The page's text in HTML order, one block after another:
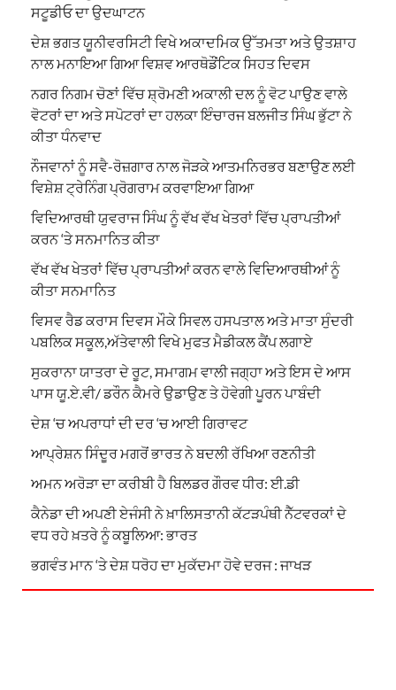
ਸਟੂਡੀਓ ਦਾ ਉਦਘਾਟਨ
ਦੇਸ਼ ਭਗਤ ਯੂਨੀਵਰਸਿਟੀ ਵਿਖੇ ਅਕਾਦਮਿਕ ਉੱਤਮਤਾ ਅਤੇ ਉਤਸ਼ਾਹ
ਨਾਲ ਮਨਾਇਆ ਗਿਆ ਵਿਸ਼ਵ ਆਰਥੋਡੌਂਟਿਕ ਸਿਹਤ ਦਿਵਸ
ਨਗਰ ਨਿਗਮ ਚੋਣਾਂ ਵਿੱਚ ਸ਼੍ਰੋਮਣੀ ਅਕਾਲੀ ਦਲ ਨੂੰ ਵੋਟ ਪਾਉਣ ਵਾਲੇ
ਵੋਟਰਾਂ ਦਾ ਅਤੇ ਸਪੋਟਰਾਂ ਦਾ ਹਲਕਾ ਇੰਚਾਰਜ ਬਲਜੀਤ ਸਿੰਘ ਭੁੱਟਾ ਨੇ
ਕੀਤਾ ਧੰਨਵਾਦ
ਨੌਜਵਾਨਾਂ ਨੂੰ ਸਵੈ-ਰੋਜ਼ਗਾਰ ਨਾਲ ਜੋੜਕੇ ਆਤਮਨਿਰਭਰ ਬਣਾਉਣ ਲਈ
ਵਿਸ਼ੇਸ਼ ਟ੍ਰੇਨਿੰਗ ਪ੍ਰੋਗਰਾਮ ਕਰਵਾਇਆ ਗਿਆ
ਵਿਦਿਆਰਥੀ ਯੁਵਰਾਜ ਸਿੰਘ ਨੂੰ ਵੱਖ ਵੱਖ ਖੇਤਰਾਂ ਵਿੱਚ ਪ੍ਰਾਪਤੀਆਂ
ਕਰਨ ‘ਤੇ ਸਨਮਾਨਿਤ ਕੀਤਾ
ਵੱਖ ਵੱਖ ਖੇਤਰਾਂ ਵਿੱਚ ਪ੍ਰਾਪਤੀਆਂ ਕਰਨ ਵਾਲੇ ਵਿਦਿਆਰਥੀਆਂ ਨੂੰ
ਕੀਤਾ ਸਨਮਾਨਿਤ
ਵਿਸਵ ਰੈਡ ਕਰਾਸ ਦਿਵਸ ਮੌਕੇ ਸਿਵਲ ਹਸਪਤਾਲ ਅਤੇ ਮਾਤਾ ਸੁੰਦਰੀ
ਪਬਲਿਕ ਸਕੂਲ,ਅੱਤੇਵਾਲੀ ਵਿਖੇ ਮੁਫਤ ਮੈਡੀਕਲ ਕੈਂਪ ਲਗਾਏ
ਸੁਕਰਾਨਾ ਯਾਤਰਾ ਦੇ ਰੂਟ, ਸਮਾਗਮ ਵਾਲੀ ਜਗ੍ਹਾ ਅਤੇ ਇਸ ਦੇ ਆਸ
ਪਾਸ ਯੂ.ਏ.ਵੀ/ ਡਰੌਨ ਕੈਮਰੇ ਉਡਾਉਣ ਤੇ ਹੋਵੇਗੀ ਪੂਰਨ ਪਾਬੰਦੀ
ਦੇਸ਼ ‘ਚ ਅਪਰਾਧਾਂ ਦੀ ਦਰ ‘ਚ ਆਈ ਗਿਰਾਵਟ
ਆਪ੍ਰੇਸ਼ਨ ਸਿੰਦੂਰ ਮਗਰੋਂ ਭਾਰਤ ਨੇ ਬਦਲੀ ਰੱਖਿਆ ਰਣਨੀਤੀ
ਅਮਨ ਅਰੋੜਾ ਦਾ ਕਰੀਬੀ ਹੈ ਬਿਲਡਰ ਗੌਰਵ ਧੀਰ: ਈ.ਡੀ
ਕੈਨੇਡਾ ਦੀ ਅਪਣੀ ਏਜੰਸੀ ਨੇ ਖ਼ਾਲਿਸਤਾਨੀ ਕੱਟੜਪੰਥੀ ਨੈੱਟਵਰਕਾਂ ਦੇ
ਵਧ ਰਹੇ ਖ਼ਤਰੇ ਨੂੰ ਕਬੂਲਿਆ: ਭਾਰਤ
ਭਗਵੰਤ ਮਾਨ ‘ਤੇ ਦੇਸ਼ ਧਰੋਹ ਦਾ ਮੁਕੱਦਮਾ ਹੋਵੇ ਦਰਜ : ਜਾਖੜ